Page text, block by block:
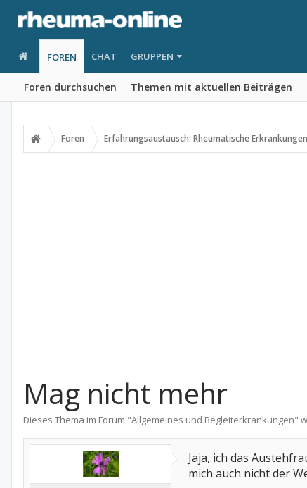
FOREN
Foren durchsuchen Themen mit aktuellen Beiträgen
CHAT GRUPPEN
Foren Erfahrungsaustausch: Rheumatische Erkrankungen
Mag nicht mehr
Dieses Thema im Forum "Allgemeines und Begleiterkrankungen"
Jaja, ich das
mich auch nicht der